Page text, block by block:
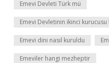
Emevi Devleti Türk mü
Emevi Devletinin ikinci
Emevi dini nasıl kuruldu
Emeviler hangi mezheptir